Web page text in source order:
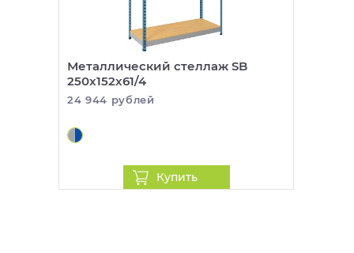
Металлический стеллаж SB
250x152x61/4
24 944 рублей
Купить